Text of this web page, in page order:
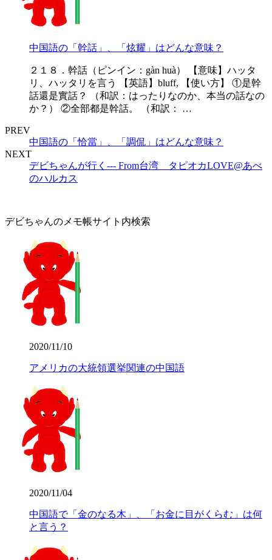
中国語の「幹話」、「炫耀」はどんな意味？
２１８．幹話（ピンイン：gàn huà） 【意味】ハッタ
リ、ハッタリを言う 【英語】bluff, 【使い方】 ①是幹
話還是實話？ （和訳：はったりなのか、本当の話なの
か？） ②全部都是幹話。 （和訳： …
PREV
中国語の「恰當」、「調侃」はどんな意味？
NEXT
デビちゃんが行く--- From台湾 タピオカLOVE@あべ
のハルカス
デビちゃんのメモ帳サイト内検索
2020/11/10
アメリカの大統領選挙関連の中国語
2020/11/04
中国語で「金のなる木」、「お金に目がくらむ」は何
と言う？